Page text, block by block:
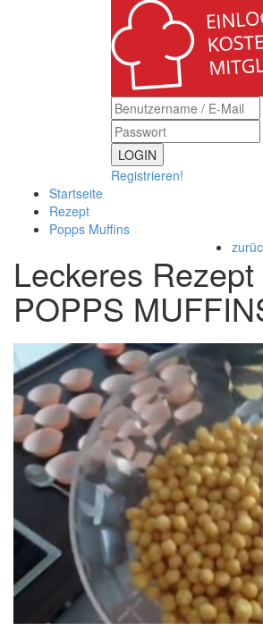
LOGIN
Registrieren!
Startseite
Rezept
Popps Muffins
Leckeres
POPPS